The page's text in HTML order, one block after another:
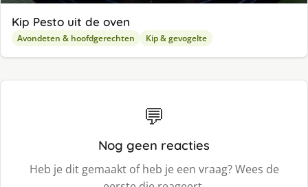
Kip Pesto uit de oven
Avondeten & hoofdgerechten Kip & gevogelte
💬
Nog geen reacties
Heb je dit gemaakt of heb je een vraag? Wees de